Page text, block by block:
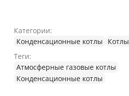
Категории:
Конденсационные котлы
Котлы
Теги:
Атмосферные газовые котлы
Конденсационные котлы